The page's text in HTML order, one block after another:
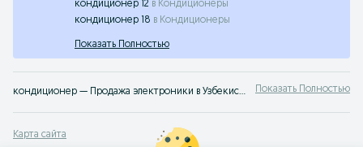
кондиционер 12 в Кондиционеры
кондиционер 18 в Кондиционеры
Показать Полностью
кондиционер — Продажа электроники в Узбекистане ✔️ Большой выбор новых и б/у смартфонов, наушников и аксессуаров по выгодным ценам ☝ Проверенные предложения на OLX.uz Показать Полностью
Карта сайта